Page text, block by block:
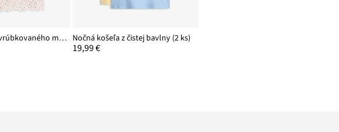
Nočná košeľa z vrúbkovaného materiálu Nočná košeľa z čistej bavlny (2 ks)
19,99 €